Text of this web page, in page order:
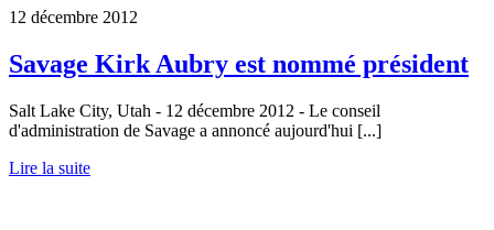
12 décembre 2012
Savage Kirk Aubry est nommé président
Salt Lake City, Utah - 12 décembre 2012 - Le conseil
d'administration de Savage a annoncé aujourd'hui [...]
Lire la suite